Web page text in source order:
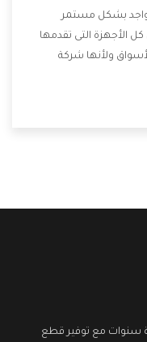
بشكل مستمر
الأجهزة التى تقدمها
ولأنها شركة
التى تسهل على
سنوات مع توفير قطع